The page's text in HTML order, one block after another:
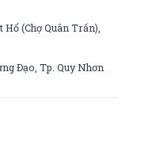
(Chợ Quân Trấn),
Đạo, Tp. Quy Nhơn